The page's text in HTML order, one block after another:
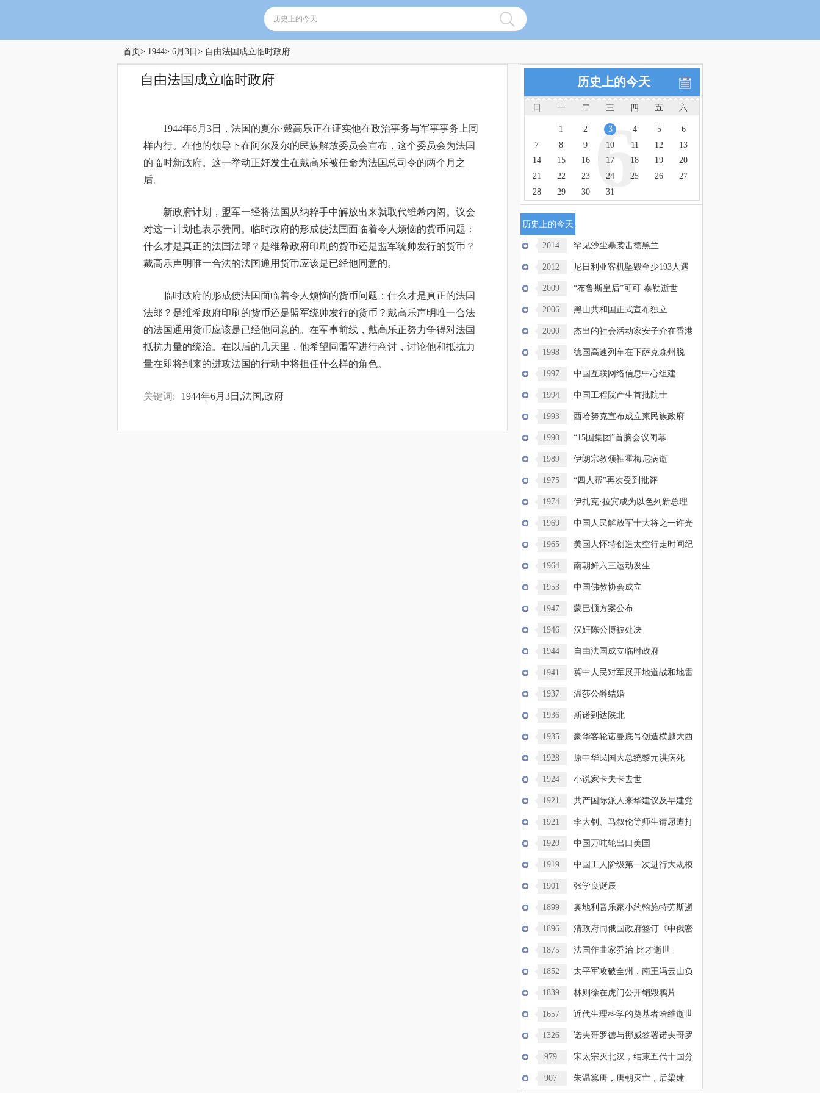
首页> 1944> 6月3日 > 自由法国成立临时政府
自由法国成立临时政府
1944年6月3日，法国的夏尔·戴高乐正在证实他在政治事务与军事事务上同
样内行。在他的领导下在阿尔及尔的民族解放委员会宣布，这个委员会为法国
的临时新政府。这一举动正好发生在戴高乐被任命为法国总司令的两个月之
后。
新政府计划，盟军一经将法国从纳粹手中解放出来就取代维希内阁。议会
对这一计划也表示赞同。临时政府的形成使法国面临着令人烦恼的货币问题：
什么才是真正的法国法郎？是维希政府印刷的货币还是盟军统帅发行的货币？
戴高乐声明唯一合法的法国通用货币应该是已经他同意的。
临时政府的形成使法国面临着令人烦恼的货币问题：什么才是真正的法国
法郎？是维希政府印刷的货币还是盟军统帅发行的货币？戴高乐声明唯一合法
的法国通用货币应该是已经他同意的。在军事前线，戴高乐正努力争得对法国
抵抗力量的统治。在以后的几天里，他希望同盟军进行商讨，讨论他和抵抗力
量在即将到来的进攻法国的行动中将担任什么样的角色。
关键词: 1944年6月3日,法国,政府
历史上的今天
日 一 二 三 四 五 六
6
1 2 3 4 5
6
7
8 9 10 11 12
13
14
15 16 17 18 19
20
21
22 23 24 25 26
27
28
29 30 31
历史上的今天
2014 罕见沙尘暴袭击德黑兰
2012 尼日利亚客机坠毁至少193人遇
2009 “布鲁斯皇后”可可·泰勒逝世
2006 黑山共和国正式宣布独立
2000 杰出的社会活动家安子介在香港
逝1998 德国高速列车在下萨克森州脱
轨，
1997 中国互联网络信息中心组建
1994 中国工程院产生首批院士
1993 西哈努克宣布成立柬民族政府
1990 “15国集团”首脑会议闭幕
1989 伊朗宗教领袖霍梅尼病逝
1975 “四人帮”再次受到批评
1974 伊扎克·拉宾成为以色列新总理
1969 中国人民解放军十大将之一许光
达1965 美国人怀特创造太空行走时间纪
录1964 南朝鲜六三运动发生
1953 中国佛教协会成立
1947 蒙巴顿方案公布
1946 汉奸陈公博被处决
1944 自由法国成立临时政府
1941 冀中人民对军展开地道战和地雷
战1937 温莎公爵结婚
1936 斯诺到达陕北
1935 豪华客轮诺曼底号创造横越大西
洋1928 原中华民国大总统黎元洪病死
1924 小说家卡夫卡去世
1921 共产国际派人来华建议及早建党
1921 李大钊、马叙伦等师生请愿遭打
1920 中国万吨轮出口美国
1919 中国工人阶级第一次进行大规模
政1901 张学良诞辰
1899 奥地利音乐家小约翰施特劳斯逝
世1896 清政府同俄国政府签订《中俄密
约1875 法国作曲家乔治·比才逝世
1852 太平军攻破全州，南王冯云山负
伤1839 林则徐在虎门公开销毁鸦片
1657 近代生理科学的奠基者哈维逝世
1326 诺夫哥罗德与挪威签署诺夫哥罗
979 宋太宗灭北汉，结束五代十国分
907 朱温篡唐，唐朝灭亡，后梁建